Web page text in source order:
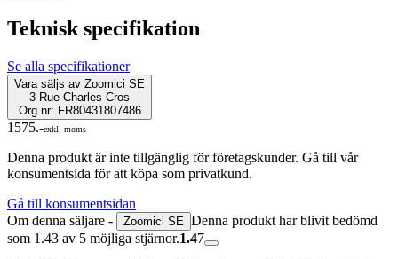
Teknisk specifikation
Se alla specifikationer
Vara säljs av Zoomici SE
3 Rue Charles Cros
Org.nr: FR80431807486
1575.-exkl. moms
Denna produkt är inte tillgänglig för företagskunder. Gå till vår
konsumentsida för att köpa som privatkund.
Gå till konsumentsidan
Om denna säljare -
Zoomici SE Denna produkt har blivit bedömd
som 1.43 av 5 möjliga stjärnor.1.47